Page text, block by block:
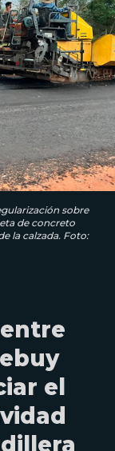
sobre
de concreto
la calzada. Foto:
el